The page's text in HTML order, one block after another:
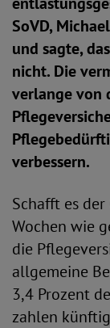
SoVD,
und sagte,
nicht. Die
verlange von
verbessern.
Schafft es
Wochen wie
die
allgemeine
3,4 Prozent
zahlen